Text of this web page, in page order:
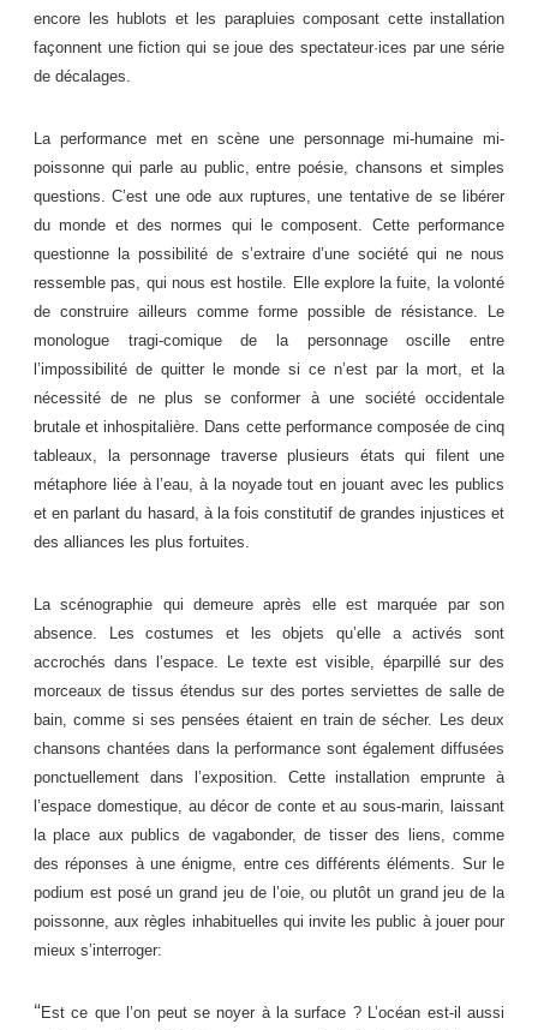
encore les hublots et les parapluies composant cette installation
façonnent une fiction qui se joue des spectateur·ices par une série
de décalages.
La performance met en scène une personnage mi-humaine mi-
poissonne qui parle au public, entre poésie, chansons et simples
questions. C’est une ode aux ruptures, une tentative de se libérer
du monde et des normes qui le composent. Cette performance
questionne la possibilité de s’extraire d’une société qui ne nous
ressemble pas, qui nous est hostile. Elle explore la fuite, la volonté
de construire ailleurs comme forme possible de résistance. Le
monologue tragi-comique de la personnage oscille entre
l’impossibilité de quitter le monde si ce n’est par la mort, et la
nécessité de ne plus se conformer à une société occidentale
brutale et inhospitalière. Dans cette performance composée de cinq
tableaux, la personnage traverse plusieurs états qui filent une
métaphore liée à l’eau, à la noyade tout en jouant avec les publics
et en parlant du hasard, à la fois constitutif de grandes injustices et
des alliances les plus fortuites.
La scénographie qui demeure après elle est marquée par son
absence. Les costumes et les objets qu’elle a activés sont
accrochés dans l’espace. Le texte est visible, éparpillé sur des
morceaux de tissus étendus sur des portes serviettes de salle de
bain, comme si ses pensées étaient en train de sécher. Les deux
chansons chantées dans la performance sont également diffusées
ponctuellement dans l’exposition. Cette installation emprunte à
l’espace domestique, au décor de conte et au sous-marin, laissant
la place aux publics de vagabonder, de tisser des liens, comme
des réponses à une énigme, entre ces différents éléments. Sur le
podium est posé un grand jeu de l’oie, ou plutôt un grand jeu de la
poissonne, aux règles inhabituelles qui invite les public à jouer pour
mieux s’interroger:
“Est ce que l’on peut se noyer à la surface ? L’océan est-il aussi